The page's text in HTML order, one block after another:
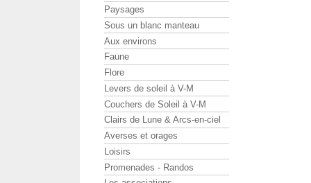
Paysages
Sous un blanc manteau
Aux environs
Faune
Flore
Levers de soleil à V-M
Couchers de Soleil à V-M
Clairs de Lune & Arcs-en-ciel
Averses et orages
Loisirs
Promenades - Randos